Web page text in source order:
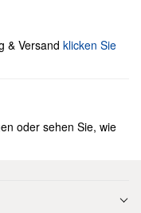
& Versand klicken Sie
oder sehen Sie, wie